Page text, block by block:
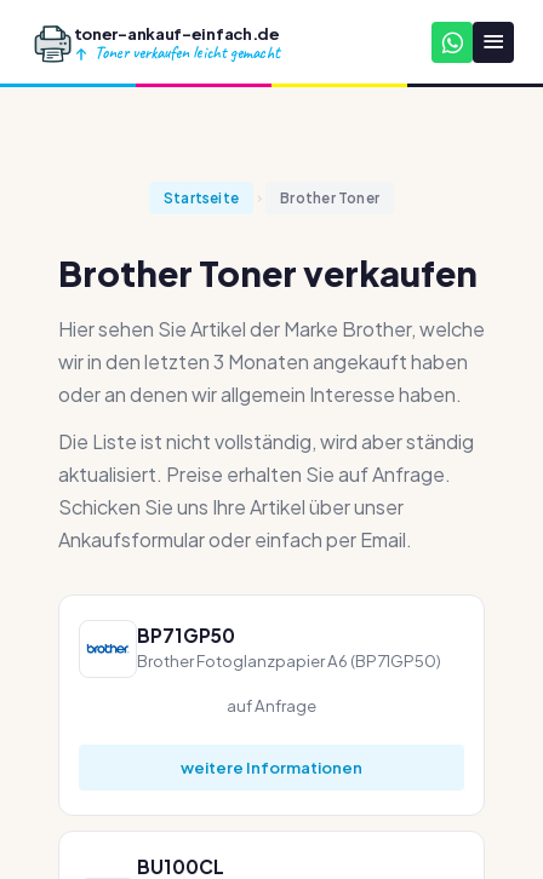
toner-ankauf-einfach.de
Toner verkaufen leicht gemacht
Startseite Brother Toner
Brother Toner verkaufen
Hier sehen Sie Artikel der Marke Brother, welche
wir in den letzten 3 Monaten angekauft haben
oder an denen wir allgemein Interesse haben.
Die Liste ist nicht vollständig, wird aber ständig
aktualisiert. Preise erhalten Sie auf Anfrage.
Schicken Sie uns Ihre Artikel über unser
Ankaufsformular oder einfach per Email.
BP71GP50
Brother Fotoglanzpapier A6 (BP71GP50)
auf Anfrage
weitere Informationen
BU100CL